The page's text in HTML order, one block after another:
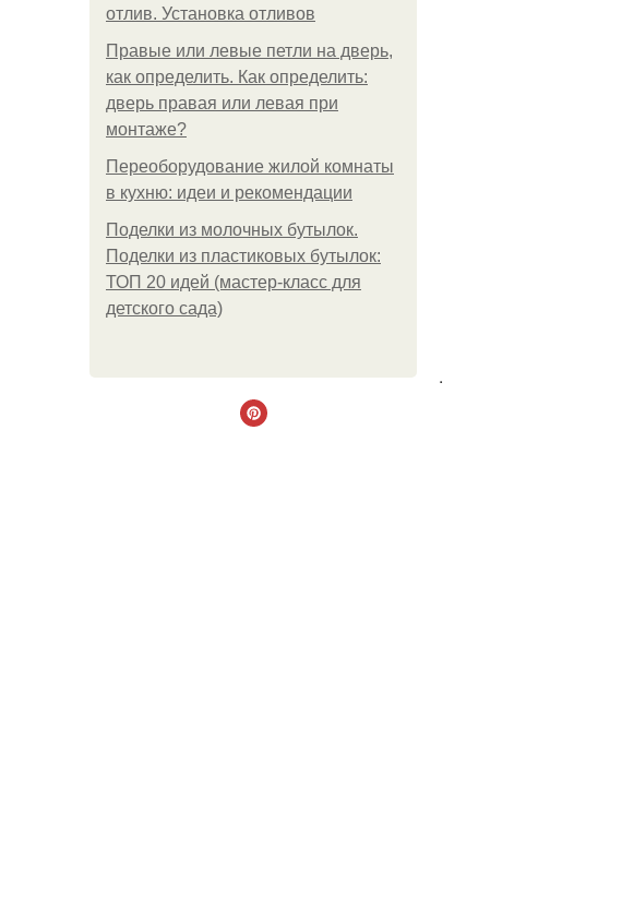
отлив. Установка отливов
Правые или левые петли на дверь,
как определить. Как определить:
дверь правая или левая при
монтаже?
Переоборудование жилой комнаты
в кухню: идеи и рекомендации
Поделки из молочных бутылок.
Поделки из пластиковых бутылок:
ТОП 20 идей (мастер-класс для
детского сада)
.